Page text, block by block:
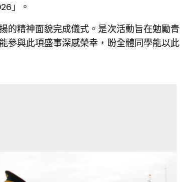
」。
的精神面貌完成儀式。是次活動旨在勉勵青
參與此項盛事深感榮幸，盼全體同學能以此